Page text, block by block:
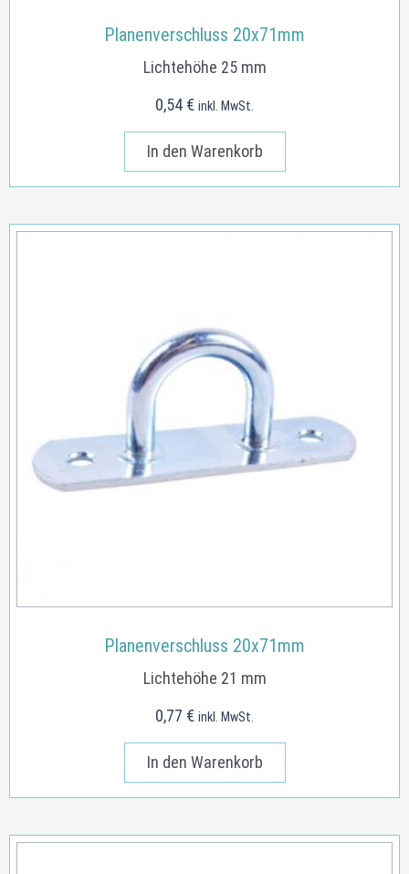
Planenverschluss 20x71mm
Lichtehöhe 25 mm
0,54 € inkl. MwSt.
In den Warenkorb
Planenverschluss 20x71mm
Lichtehöhe 21 mm
0,77 € inkl. MwSt.
In den Warenkorb